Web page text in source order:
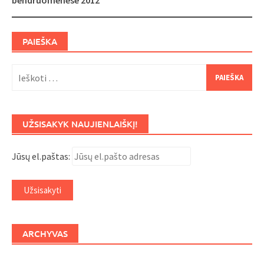
PAIEŠKA
UŽSISAKYK NAUJIENLAIŠKĮ!
Jūsų el.paštas:
ARCHYVAS